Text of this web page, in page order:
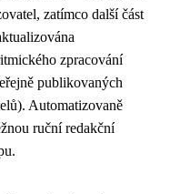
zatímco další část
zpracování
publikovaných
Automatizovaně
ruční redakční